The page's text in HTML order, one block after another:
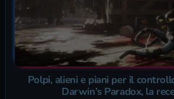
Polpi, alieni e piani per il
Darwin’s Paradox, la